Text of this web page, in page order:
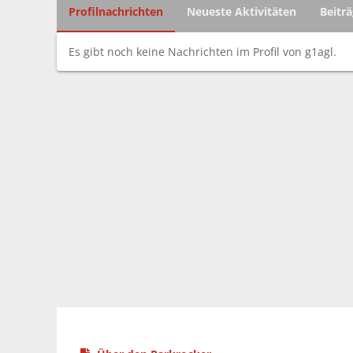
Profilnachrichten Neueste Aktivitäten
Es gibt noch keine Nachrichten im Profil von g1agl.